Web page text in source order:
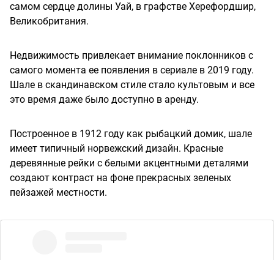
самом сердце долины Уай, в графстве Херефордшир,
Великобритания.
Недвижимость привлекает внимание поклонников с
самого момента ее появления в сериале в 2019 году.
Шале в скандинавском стиле стало культовым и все
это время даже было доступно в аренду.
Построенное в 1912 году как рыбацкий домик, шале
имеет типичный норвежский дизайн. Красные
деревянные рейки с белыми акцентными деталями
создают контраст на фоне прекрасных зеленых
пейзажей местности.